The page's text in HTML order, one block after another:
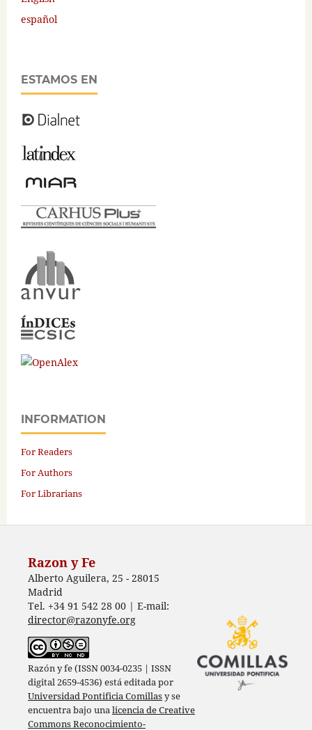
español
ESTAMOS EN
INFORMATION
For Readers
For Authors
For Librarians
Razon y Fe
Alberto Aguilera, 25 - 28015
Madrid
Tel. +34 91 542 28 00 | E-mail:
director@razonyfe.org
Razón y fe (ISSN 0034-0235 | ISSN
digital 2659-4536) está editada por
Universidad Pontificia Comillasy se
encuentra bajo unalicencia de Creative
Commons Reconocimiento-